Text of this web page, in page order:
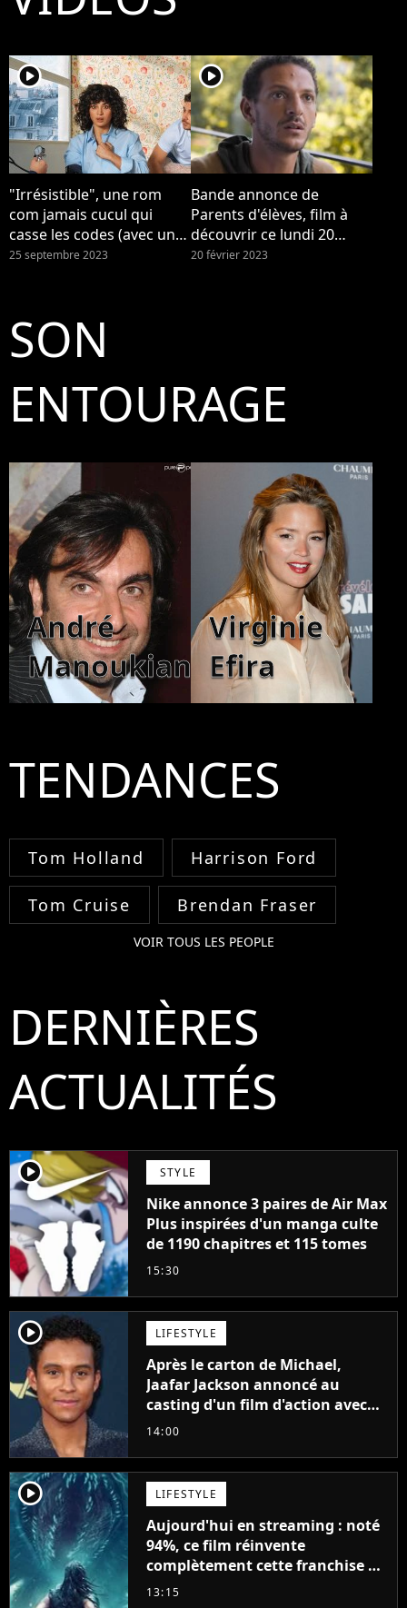
player2
"Irrésistible", une rom
com jamais cucul qui
casse les codes (avec une
royale Camelia Jordana)
25 septembre 2023
player2
Bande annonce de
Parents d'élèves, film à
découvrir ce lundi 20
février 2023 à 21h10 sur
20 février 2023
SON
ENTOURAGE
André
Manoukian
Virginie
Efira
TENDANCES
Tom Holland Harrison Ford
Tom Cruise Brendan Fraser
VOIR TOUS LES PEOPLE
DERNIÈRES
ACTUALITÉS
player2 STYLE
Nike annonce 3 paires de Air Max
Plus inspirées d'un manga culte
de 1190 chapitres et 115 tomes
15:30
player2 LIFESTYLE
Après le carton de Michael,
Jaafar Jackson annoncé au
casting d'un film d'action avec
Will Smith
14:00
player2 LIFESTYLE
Aujourd'hui en streaming : noté
94%, ce film réinvente
complètement cette franchise de
science-fiction vieille de 40 ans
13:15